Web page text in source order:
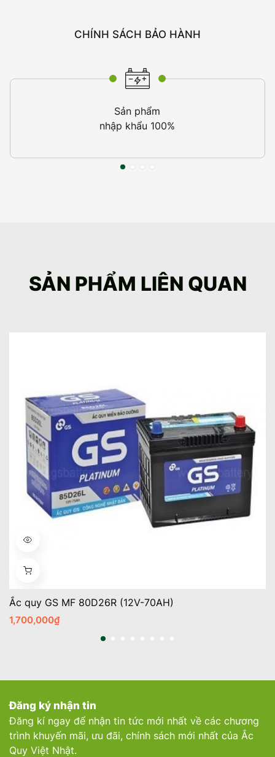
CHÍNH SÁCH BẢO HÀNH
Sản phẩm
nhập khẩu 100%
SẢN PHẨM LIÊN QUAN
Ắc quy GS MF 80D26R (12V-70AH)
1,700,000₫
Đăng ký nhận tin
Đăng kí ngay để nhận tin tức mới nhất về các chương
trình khuyến mãi, ưu đãi, chính sách mới nhất của Ắc
Quy Việt Nhật.